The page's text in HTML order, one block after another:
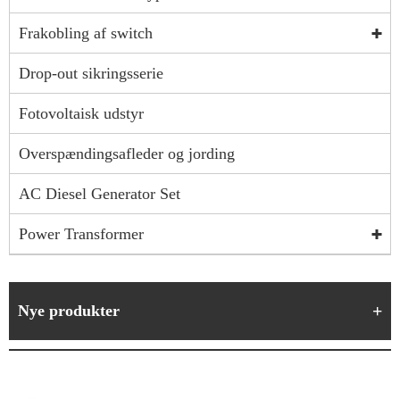
Frakobling af switch
Drop-out sikringsserie
Fotovoltaisk udstyr
Overspændingsafleder og jording
AC Diesel Generator Set
Power Transformer
Nye produkter